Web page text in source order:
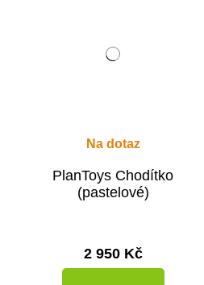
Na dotaz
PlanToys Chodítko
(pastelové)
2 950 Kč